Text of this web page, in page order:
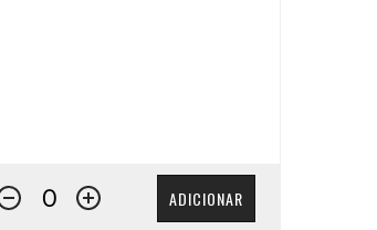
ADICIONAR